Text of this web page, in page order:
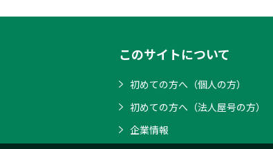
このサイトについて
初めての方へ（個人の方）
初めての方へ（法人屋号の方）
企業情報